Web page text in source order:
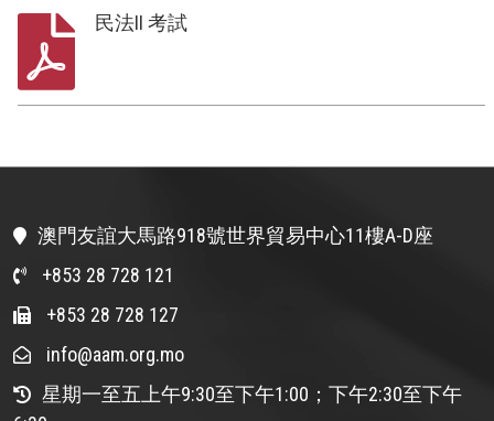
民法II 考試
澳門友誼大馬路918號世界貿易中心11樓A-D座
+853 28 728 121
+853 28 728 127
info@aam.org.mo
星期一至五上午9:30至下午1:00；下午2:30至下午